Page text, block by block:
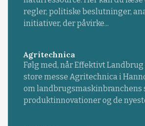
regler, politiske beslutninger,
initiativer, der påvirke...
Agritechnica
Følg med, når Effektivt
store messe Agritechnica i
om landbrugsmaskinbranchens
produktinnovationer og de